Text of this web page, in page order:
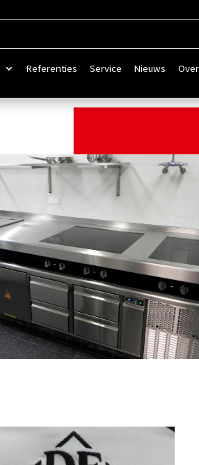
Referenties Service Nieuws Over